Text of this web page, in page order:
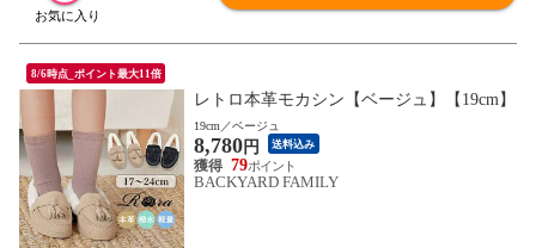
8/6時点_ポイント最大11倍
レトロ本革モカシン【ベージュ】【19cm】
19cm／ベージュ
8,780円 送料込み
79
BACKYARD FAMILY